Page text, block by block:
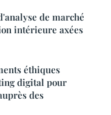
de marché
intérieure axées
éthiques
digital pour
des